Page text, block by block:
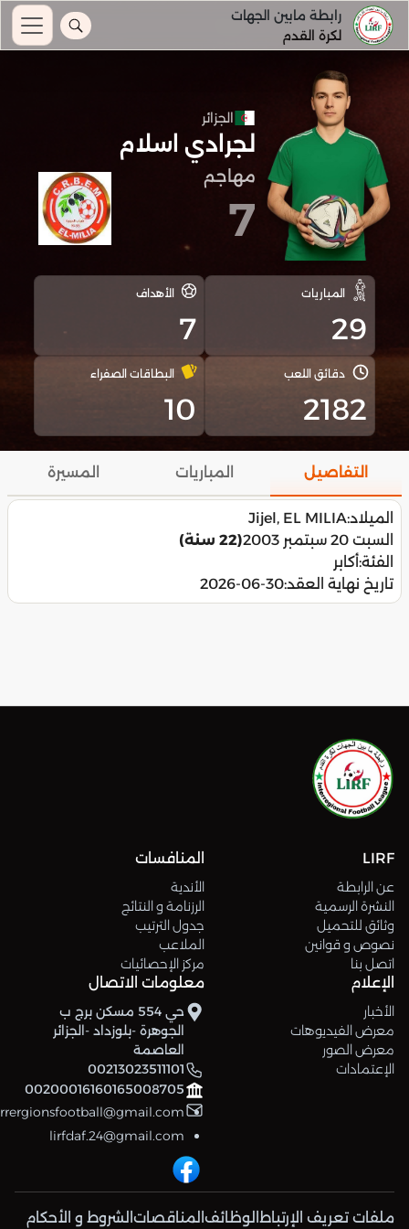
رابطة مابين الجهات
لكرة القدم
الجزائر
لجرادي اسلام
مهاجم
7
المباريات
29
الأهداف
7
دقائق اللعب
2182
البطاقات الصفراء
10
التفاصيل المباريات المسيرة
الميلاد:Jijel, EL MILIA
السبت 20 سبتمبر 2003
(22 سنة)
الفئة:أكابر
تاريخ نهاية العقد:2026-06-30
LIRF
عن الرابطة
النشرة الرسمية
وثائق للتحميل
نصوص و قوانين
اتصل بنا
المنافسات
الأندية
الرزنامة و النتائج
جدول الترتيب
الملاعب
مركز الإحصائيات
الإعلام
الأخبار
معرض الفيديوهات
معرض الصور
الإعتمادات
معلومات الاتصال
حي 554 مسكن برج ب
الجوهرة -بلوزداد -الجزائر
العاصمة
00213023511101
00200016160165008705
lirfdaf.24@gmail.com
ملفات تعريف الإرتباط الوظائف المناقصات الشروط و الأحكام